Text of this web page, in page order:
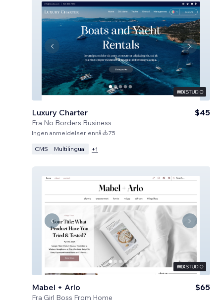
Luxury Charter
Fra No Borders Business
$45
Ingen anmeldelser ennå 75
CMS Multilingual +1
Mabel + Arlo
Fra Girl Boss From Home
$65